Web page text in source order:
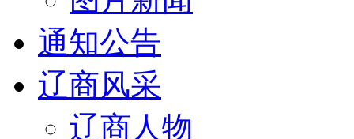
通知公告
辽商风采
辽商人物